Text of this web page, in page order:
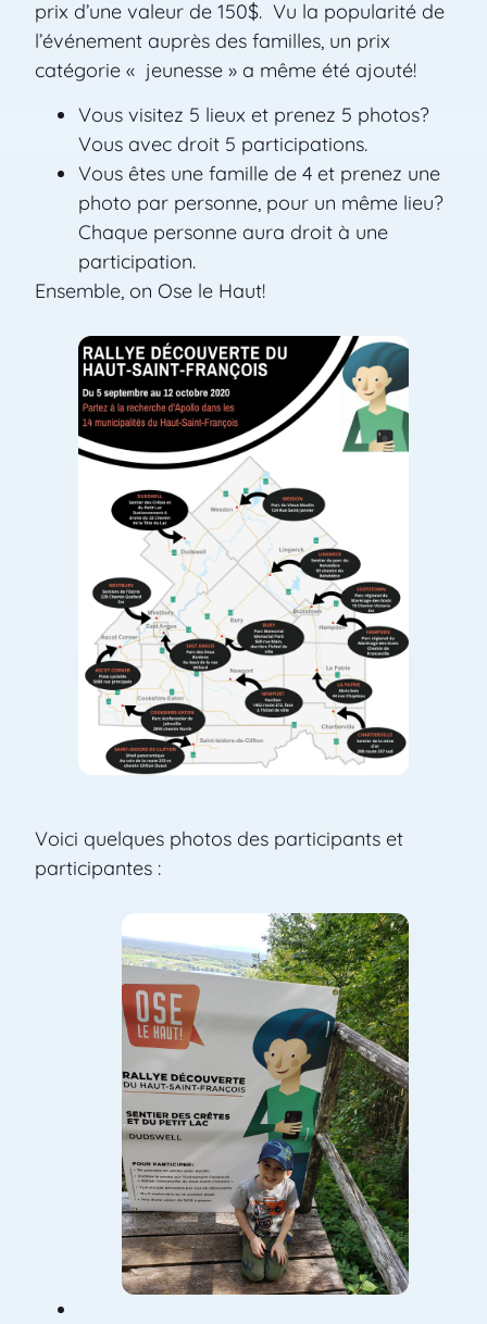
prix d’une valeur de 150$. Vu la popularité de
l’événement auprès des familles, un prix
catégorie « jeunesse » a même été ajouté!
Vous visitez 5 lieux et prenez 5 photos?
Vous avec droit 5 participations.
Vous êtes une famille de 4 et prenez une
photo par personne, pour un même lieu?
Chaque personne aura droit à une
participation.
Ensemble, on Ose le Haut!
Voici quelques photos des participants et
participantes :